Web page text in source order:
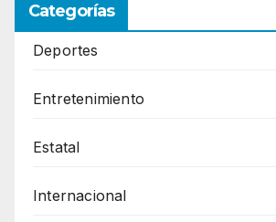
Categorías
Deportes
Entretenimiento
Estatal
Internacional